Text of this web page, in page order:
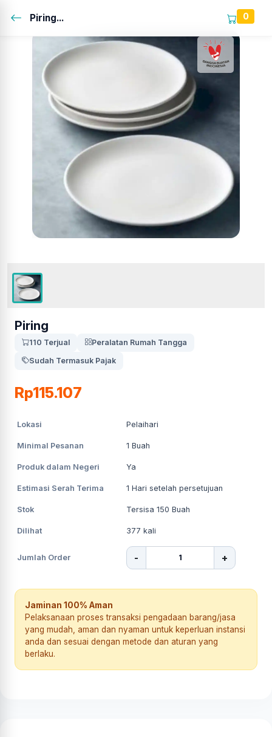
Piring... 0
Piring
110 Terjual
Peralatan Rumah Tangga
Sudah Termasuk Pajak
Rp115.107
Lokasi Pelaihari
Minimal Pesanan 1 Buah
Produk dalam Negeri Ya
Estimasi Serah Terima 1 Hari setelah persetujuan
Stok Tersisa 150 Buah
Dilihat 377 kali
Jumlah Order - +
Jaminan 100% Aman
Pelaksanaan proses transaksi pengadaan barang/jasa
yang mudah, aman dan nyaman untuk keperluan instansi
anda dan sesuai dengan metode dan aturan yang
berlaku.